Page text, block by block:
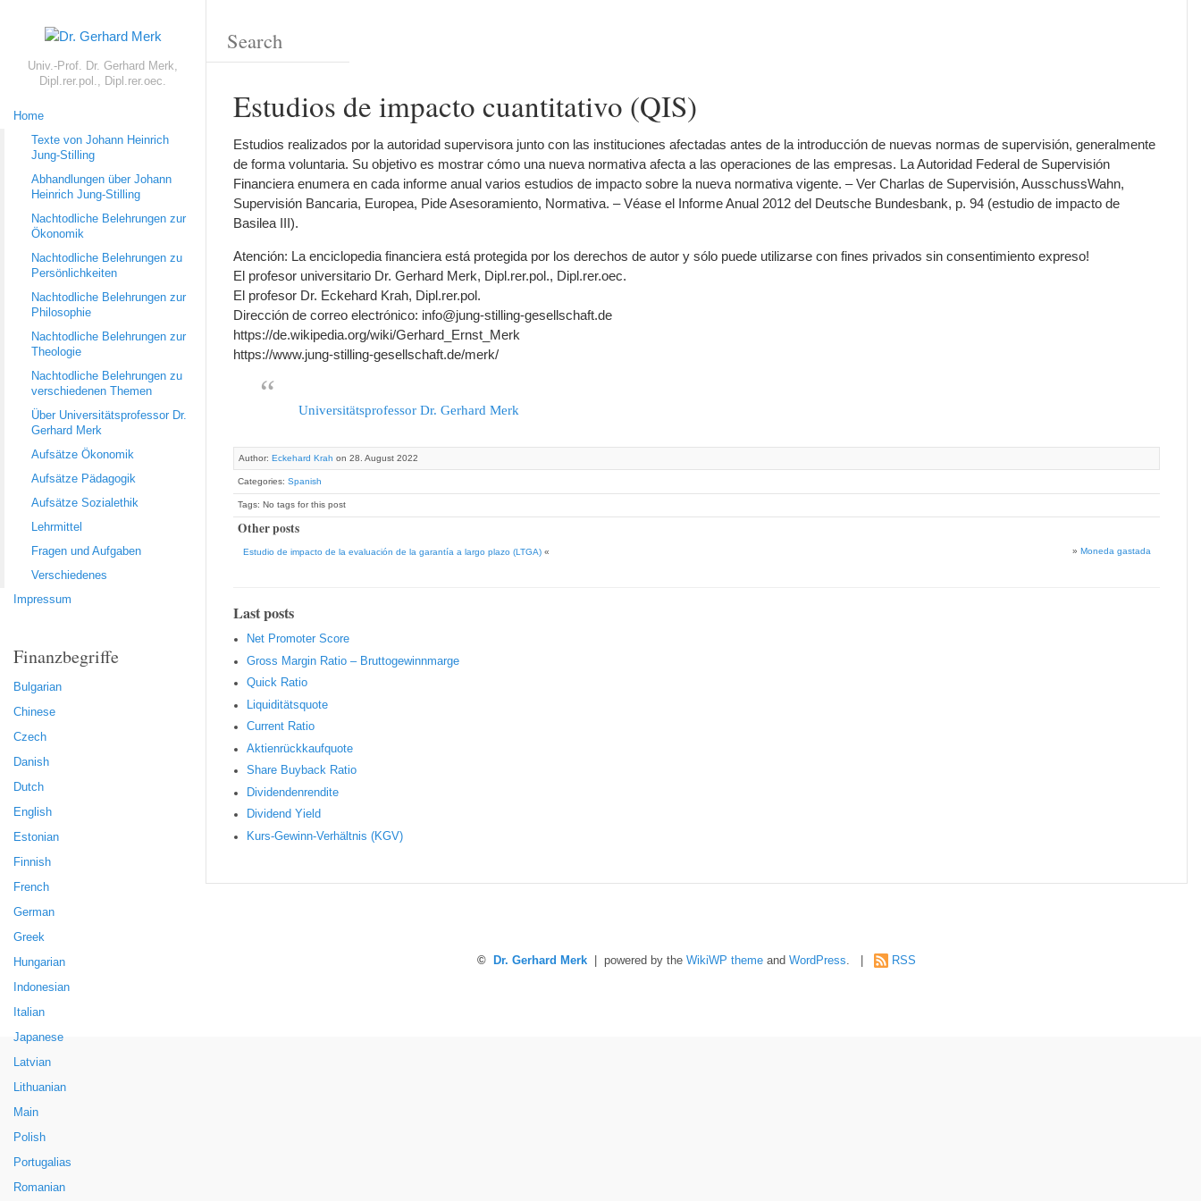
Univ.-Prof. Dr. Gerhard Merk,
Dipl.rer.pol., Dipl.rer.oec.
Home
Texte von Johann Heinrich
Jung-Stilling
Abhandlungen über Johann
Heinrich Jung-Stilling
Nachtodliche Belehrungen zur
Ökonomik
Nachtodliche Belehrungen zu
Persönlichkeiten
Nachtodliche Belehrungen zur
Philosophie
Nachtodliche Belehrungen zur
Theologie
Nachtodliche Belehrungen zu
verschiedenen Themen
Über Universitätsprofessor Dr.
Gerhard Merk
Aufsätze Ökonomik
Aufsätze Pädagogik
Aufsätze Sozialethik
Lehrmittel
Fragen und Aufgaben
Verschiedenes
Impressum
Finanzbegriffe
Bulgarian
Chinese
Czech
Danish
Dutch
English
Estonian
Finnish
French
German
Greek
Hungarian
Indonesian
Italian
Japanese
Latvian
Lithuanian
Main
Polish
Portugalias
Romanian
Estudios de impacto cuantitativo (QIS)
Estudios realizados por la autoridad supervisora junto con las instituciones afectadas antes de la introducción de nuevas normas de supervisión, generalmente
de forma voluntaria. Su objetivo es mostrar cómo una nueva normativa afecta a las operaciones de las empresas. La Autoridad Federal de Supervisión
Financiera enumera en cada informe anual varios estudios de impacto sobre la nueva normativa vigente. – Ver Charlas de Supervisión, AusschussWahn,
Supervisión Bancaria, Europea, Pide Asesoramiento, Normativa. – Véase el Informe Anual 2012 del Deutsche Bundesbank, p. 94 (estudio de impacto de
Basilea III).
Atención: La enciclopedia financiera está protegida por los derechos de autor y sólo puede utilizarse con fines privados sin consentimiento expreso!
El profesor universitario Dr. Gerhard Merk, Dipl.rer.pol., Dipl.rer.oec.
El profesor Dr. Eckehard Krah, Dipl.rer.pol.
Dirección de correo electrónico: info@jung-stilling-gesellschaft.de
https://de.wikipedia.org/wiki/Gerhard_Ernst_Merk
https://www.jung-stilling-gesellschaft.de/merk/
Universitätsprofessor Dr. Gerhard Merk
Author: Eckehard Krah on 28. August 2022
Categories: Spanish
Tags: No tags for this post
Other posts
Estudio de impacto de la evaluación de la garantía a largo plazo (LTGA) « » Moneda gastada
Last posts
Net Promoter Score
Gro ss Margin Ratio – Bruttogewinnmarge
Quic k Ratio
Liquiditätsquote
Current Ratio
Aktienrückkaufquote
Sha re Buyback Ratio
Dividendenrendite
Dividend Yield
Kurs-Gewinn-Verhältnis (KGV)
© Dr. Gerhard Merk | powered by the WikiWP theme and WordPress RSS